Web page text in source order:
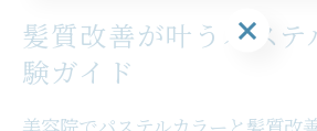
髪質改善が叶うパステ
験ガイド
お問い合わせはこち